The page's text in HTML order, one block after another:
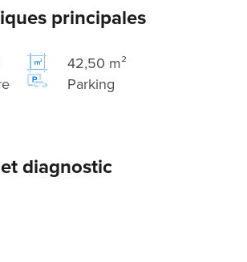
principales
42,50 m²
Parking
diagnostic